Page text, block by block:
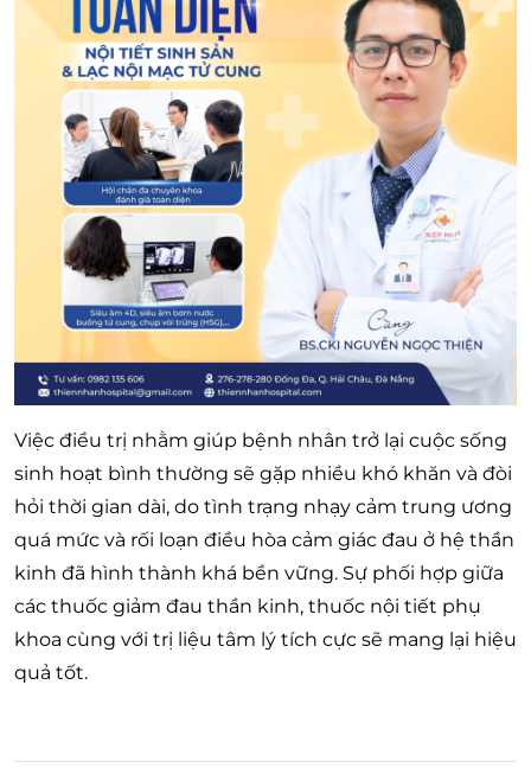
Việc điều trị nhằm giúp bệnh nhân trở lại cuộc sống
sinh hoạt bình thường sẽ gặp nhiều khó khăn và đòi
hỏi thời gian dài, do tình trạng nhạy cảm trung ương
quá mức và rối loạn điều hòa cảm giác đau ở hệ thần
kinh đã hình thành khá bền vững. Sự phối hợp giữa
các thuốc giảm đau thần kinh, thuốc nội tiết phụ
khoa cùng với trị liệu tâm lý tích cực sẽ mang lại hiệu
quả tốt.